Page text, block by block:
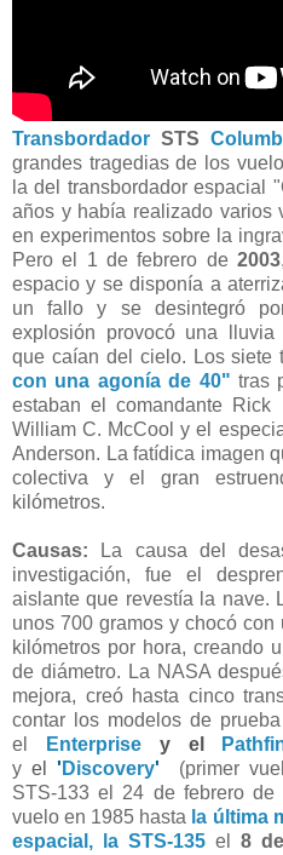
Transbordador STS
grandes tragedias de los
la del transbordador espacial
años y había realizado varios
en experimentos sobre la
Pero el 1 de febrero de2003
espacio y se disponía a
un fallo y se desintegró
explosión provocó una lluvia
que caían del cielo. Los siete
con una agonía de 40" tras
estaban el comandante
William C. McCool y el
Anderson. La fatídica imagen
colectiva y el gran
kilómetros.
Causas: La causa del
investigación, fue el
aislante que revestía la nave.
unos 700 gramos y chocó
kilómetros por hora, creando
de diámetro. La NASA
mejora, creó hasta cinco
contar los modelos de
el
Enterprisey el
y el ' Discovery'
(primer
STS-133 el 24 de febrero
vuelo en 1985 hasta la última
espacial, la STS-135 el 8